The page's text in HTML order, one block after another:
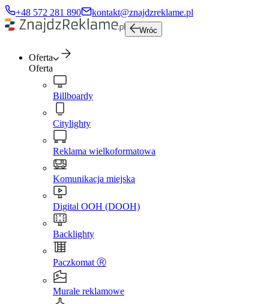
+48 572 281 890 kontakt@znajdzreklame.pl
Wróc
Oferta
Oferta
Billboardy
Citylighty
Reklama wielkoformatowa
Komunikacja miejska
Digital OOH (DOOH)
Backlighty
Paczkomat Ⓡ
Murale reklamowe